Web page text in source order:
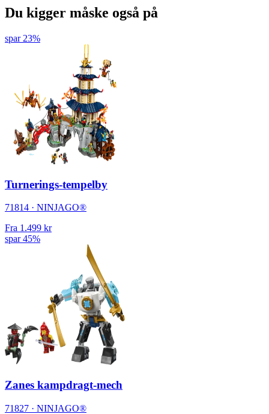
Du kigger måske også på
spar 23%
Turnerings-tempelby
71814 · NINJAGO®
Fra 1.499 kr
spar 45%
Zanes kampdragt-mech
71827 · NINJAGO®